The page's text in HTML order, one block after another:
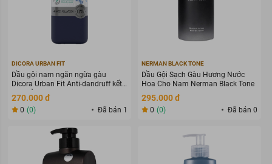
DICORA URBAN FIT
Dầu gội nam ngăn ngừa gàu
Dicora Urban Fit Anti-dandruff kết
hợp xả 2 trong 1 400ml
270.000 đ
0 (0) Đã bán 1
NERMAN BLACK TONE
Dầu Gội Sạch Gàu Hương Nước
Hoa Cho Nam Nerman Black Tone
295.000 đ
0 (0) Đã bán 0